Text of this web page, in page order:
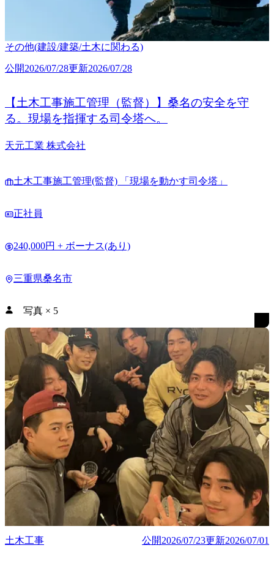
その他(建設/建築/土木に関わる)
公開2026/07/28更新2026/07/28
【土木工事施工管理（監督）】桑名の安全を守
る。現場を指揮する司令塔へ。
天元工業 株式会社
土木工事施工管理(監督) 「現場を動かす司令塔」
正社員
240,000円 + ボーナス(あり)
三重県桑名市
写真 × 5
土木工事 公開2026/07/23更新2026/07/01